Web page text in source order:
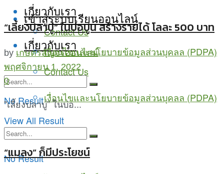
เข้าสู่ระบบเรียนออนไลน์
เกี่ยวกับเรา
Contact Us
เงื่อนไขและนโยบายข้อมูลส่วนบุคลล (PDPA)
No Result
เกี่ยวกับเรา
Contact Us
เงื่อนไขและนโยบายข้อมูลส่วนบุคลล (PDPA)
No Result
View All Result
“เลี้ยงปลาบู่” ในบ่อปูน สร้างรายได้ โลละ 500 บาท
by เกษตรสัญจรออนไลน์
พฤศจิกายน 1, 2022
0
"เลี้ยงปลาบู่” ในบ่อ...
“แมลง” ก็มีประโยชน์